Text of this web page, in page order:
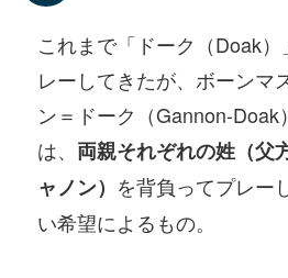
これまで「ドーク（Doak
レーしてきたが、ボーンマ
ン＝ドーク（Gannon-
は、 両親それぞれの姓（父
ャノン） を背負ってプレー
い希望によるもの。